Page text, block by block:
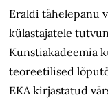
Eraldi tähelepanu
külastajatele
Kunstiakadeemia
teoreetilised
EKA kirjastatud